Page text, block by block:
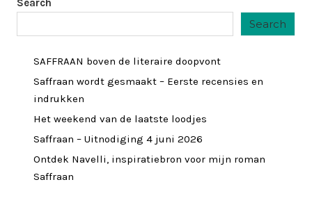
Search
Search
SAFFRAAN boven de literaire doopvont
Saffraan wordt gesmaakt – Eerste recensies en
indrukken
Het weekend van de laatste loodjes
Saffraan – Uitnodiging 4 juni 2026
Ontdek Navelli, inspiratiebron voor mijn roman
Saffraan